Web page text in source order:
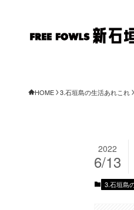
HOME 3.石垣島の生活あれこれ
2022
6/13
3.石垣島